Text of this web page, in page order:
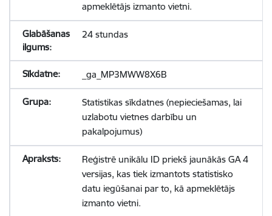
apmeklētājs izmanto vietni.
24 stundas
_ga_MP3MWW8X6B
Statistikas sīkdatnes (nepieciešamas, lai
uzlabotu vietnes darbību un
pakalpojumus)
Reģistrē unikālu ID priekš jaunākās GA 4
versijas, kas tiek izmantots statistisko
datu iegūšanai par to, kā apmeklētājs
izmanto vietni.